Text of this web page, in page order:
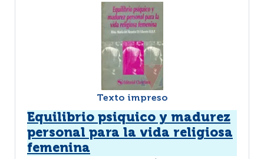
Texto impreso
Equilibrio psiquico y madurez
personal para la vida religiosa
femenina